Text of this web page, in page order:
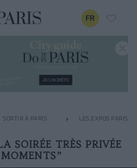
FR
SORTIR À PARIS LES EXPOS
SOIRÉE TRÈS PRIVÉE